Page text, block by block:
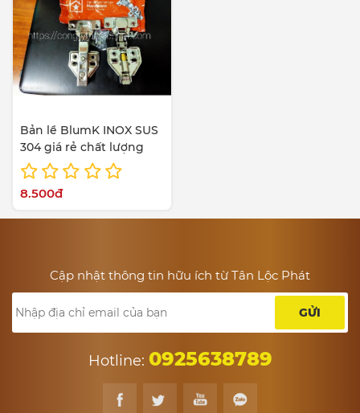
Bản lề BlumK INOX SUS
304 giá rẻ chất lượng
8.500đ
Cập nhật thông tin hữu ích từ Tân Lộc Phát
GỬI
Hotline: 0925638789